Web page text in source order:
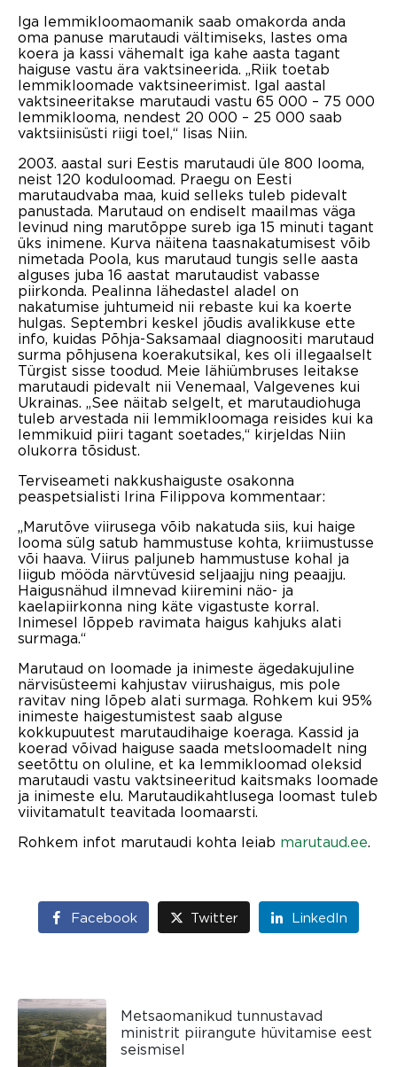
Iga lemmikloomaomanik saab omakorda anda
oma panuse marutaudi vältimiseks, lastes oma
koera ja kassi vähemalt iga kahe aasta tagant
haiguse vastu ära vaktsineerida. „Riik toetab
lemmikloomade vaktsineerimist. Igal aastal
vaktsineeritakse marutaudi vastu 65 000 – 75 000
lemmiklooma, nendest 20 000 – 25 000 saab
vaktsiinisüsti riigi toel,“ lisas Niin.
2003. aastal suri Eestis marutaudi üle 800 looma,
neist 120 koduloomad. Praegu on Eesti
marutaudvaba maa, kuid selleks tuleb pidevalt
panustada. Marutaud on endiselt maailmas väga
levinud ning marutõppe sureb iga 15 minuti tagant
üks inimene. Kurva näitena taasnakatumisest võib
nimetada Poola, kus marutaud tungis selle aasta
alguses juba 16 aastat marutaudist vabasse
piirkonda. Pealinna lähedastel aladel on
nakatumise juhtumeid nii rebaste kui ka koerte
hulgas. Septembri keskel jõudis avalikkuse ette
info, kuidas Põhja-Saksamaal diagnoositi marutaud
surma põhjusena koerakutsikal, kes oli illegaalselt
Türgist sisse toodud. Meie lähiümbruses leitakse
marutaudi pidevalt nii Venemaal, Valgevenes kui
Ukrainas. „See näitab selgelt, et marutaudiohuga
tuleb arvestada nii lemmikloomaga reisides kui ka
lemmikuid piiri tagant soetades,“ kirjeldas Niin
olukorra tõsidust.
Terviseameti nakkushaiguste osakonna
peaspetsialisti Irina Filippova kommentaar:
„Marutõve viirusega võib nakatuda siis, kui haige
looma sülg satub hammustuse kohta, kriimustusse
või haava. Viirus paljuneb hammustuse kohal ja
liigub mööda närvtüvesid seljaajju ning peaajju.
Haigusnähud ilmnevad kiiremini näo- ja
kaelapiirkonna ning käte vigastuste korral.
Inimesel lõppeb ravimata haigus kahjuks alati
surmaga.“
Marutaud on loomade ja inimeste ägedakujuline
närvisüsteemi kahjustav viirushaigus, mis pole
ravitav ning lõpeb alati surmaga. Rohkem kui 95%
inimeste haigestumistest saab alguse
kokkupuutest marutaudihaige koeraga. Kassid ja
koerad võivad haiguse saada metsloomadelt ning
seetõttu on oluline, et ka lemmikloomad oleksid
marutaudi vastu vaktsineeritud kaitsmaks loomade
ja inimeste elu. Marutaudikahtlusega loomast tuleb
viivitamatult teavitada loomaarsti.
Rohkem infot marutaudi kohta leiab marutaud.ee.
Facebook Twitter LinkedIn
Metsaomanikud tunnustavad
ministrit piirangute hüvitamise eest
seismisel